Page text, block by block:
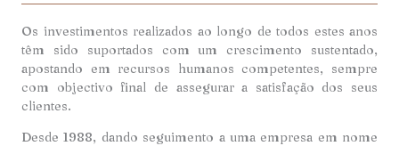
Os investimentos realizados ao longo de todos estes anos
têm sido suportados com um crescimento sustentado,
apostando em recursos humanos competentes, sempre
com objectivo final de assegurar a satisfação dos seus
clientes.
Desde 1988, dando seguimento a uma empresa em nome